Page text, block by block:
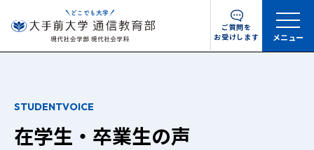
ご質問を
お受けします
メニュー
STUDENTVOICE
在学生・卒業生の声